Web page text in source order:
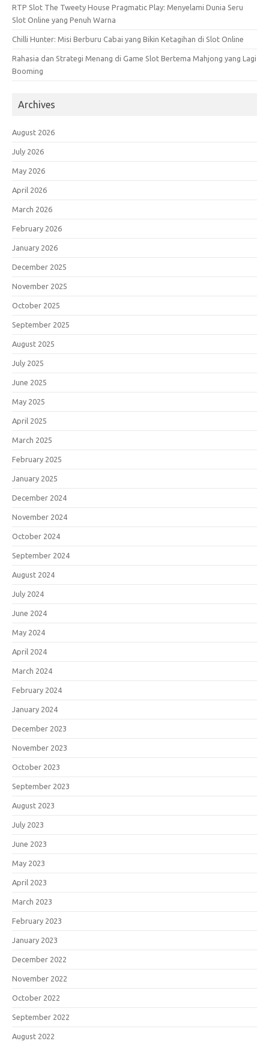
RTP Slot The Tweety House Pragmatic Play: Menyelami Dunia Seru
Slot Online yang Penuh Warna
Chilli Hunter: Misi Berburu Cabai yang Bikin Ketagihan di Slot Online
Rahasia dan Strategi Menang di Game Slot Bertema Mahjong yang Lagi
Booming
Archives
August 2026
July 2026
May 2026
April 2026
March 2026
February 2026
January 2026
December 2025
November 2025
October 2025
September 2025
August 2025
July 2025
June 2025
May 2025
April 2025
March 2025
February 2025
January 2025
December 2024
November 2024
October 2024
September 2024
August 2024
July 2024
June 2024
May 2024
April 2024
March 2024
February 2024
January 2024
December 2023
November 2023
October 2023
September 2023
August 2023
July 2023
June 2023
May 2023
April 2023
March 2023
February 2023
January 2023
December 2022
November 2022
October 2022
September 2022
August 2022